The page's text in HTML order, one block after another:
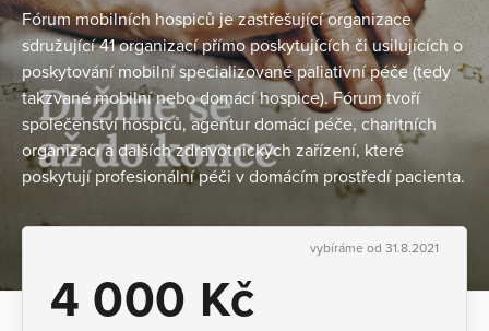
Fórum mobilních hospiců je zastřešující organizace
sdružující 41 organizací přímo poskytujících či usilujících o
poskytování mobilní specializované paliativní péče (tedy
takzvané mobilní nebo domácí hospice). Fórum tvoří
společenství hospiců, agentur domácí péče, charitních
organizací a dalších zdravotnických zařízení, které
poskytují profesionální péči v domácím prostředí pacienta.
vybíráme od 31.8.2021
4 000 Kč